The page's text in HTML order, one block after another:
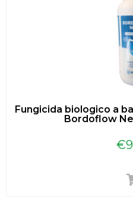
Fungicida biologico a
Bordoflow
€